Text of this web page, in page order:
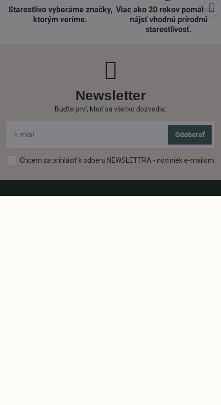
Starostlivo vyberáme značky,
ktorým veríme​.
Viac ako 20 rokov
nájsť vhodnú prírodnú
starostlivosť​.
Newsletter
Buďte prví, ktorí sa všetko dozvedia:
Odoberať
Chcem sa prihlásiť k odberu NEWSLETTRA - noviniek e-mailom